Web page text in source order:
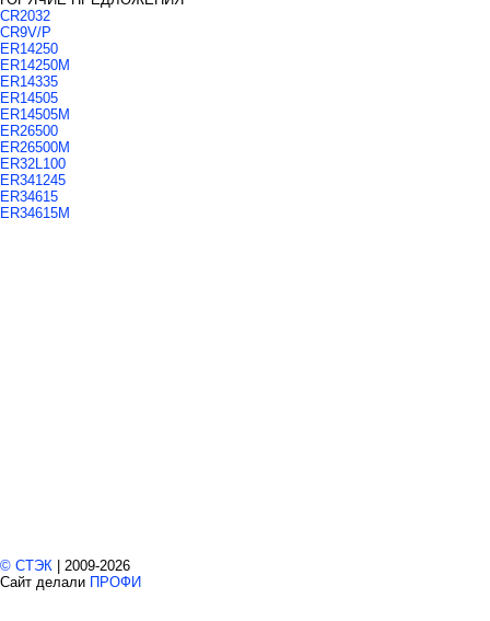
CR2032
CR9V/P
ER14250
ER14250M
ER14335
ER14505
ER14505M
ER26500
ER26500M
ER32L100
ER341245
ER34615
ER34615M
© СТЭК | 2009-2026
Cайт делали ПРОФИ